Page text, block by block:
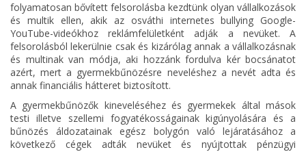
folyamatosan bővített felsorolásba kezdtünk olyan vállalkozások
és multik ellen, akik az osváthi internetes bullying Google-
YouTube-videókhoz reklámfelületként adják a nevüket. A
felsorolásból lekerülnie csak és kizárólag annak a vállalkozásnak
és multinak van módja, aki hozzánk fordulva kér bocsánatot
azért, mert a gyermekbűnözésre neveléshez a nevét adta és
annak financiális hátteret biztosított.
A gyermekbűnözők kineveléséhez és gyermekek által mások
testi illetve szellemi fogyatékosságainak kigúnyolására és a
bűnözés áldozatainak egész bolygón való lejáratásához a
következő cégek adták nevüket és nyújtottak pénzügyi